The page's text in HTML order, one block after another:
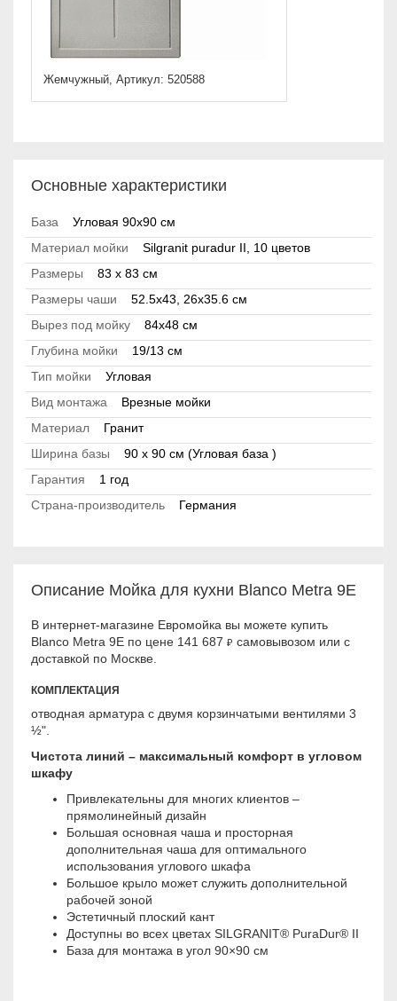
Жемчужный, Артикул: 520588
Основные характеристики
База
Угловая 90x90 см
Материал мойки
Silgranit puradur II, 10 цветов
Размеры
83 x 83 см
Размеры чаши
52.5x43, 26x35.6 см
Вырез под мойку
84x48 см
Глубина мойки
19/13 см
Тип мойки
Угловая
Вид монтажа
Врезные мойки
Материал
Гранит
Ширина базы
90 x 90 см (Угловая база )
Гарантия
1 год
Страна-производитель
Германия
Описание Мойка для кухни Blanco Metra 9E
В интернет-магазине Евромойка вы можете купить
Blanco Metra 9E по цене 141 687 ₽ самовывозом или с
доставкой по Москве.
КОМПЛЕКТАЦИЯ
отводная арматура с двумя корзинчатыми вентилями 3
½".
Чистота линий – максимальный комфорт в угловом
шкафу
Привлекательны для многих клиентов –
прямолинейный дизайн
Большая основная чаша и просторная
дополнительная чаша для оптимального
использования углового шкафа
Большое крыло может служить дополнительной
рабочей зоной
Эстетичный плоский кант
Доступны во всех цветах SILGRANIT® PuraDur® II
База для монтажа в угол 90×90 см